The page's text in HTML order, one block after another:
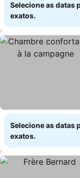
Selecione as datas
exatos.
Selecione as datas
exatos.